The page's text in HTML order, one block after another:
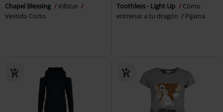
Chapel Blessing
Killstar
Vestido Corto
Toothless - Light Up
Cómo
entrenar a tu dragón
Pijama